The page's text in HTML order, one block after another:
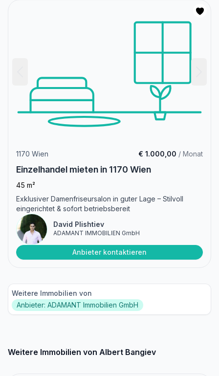
1170 Wien € 1.000,00 / Monat
Einzelhandel mieten in 1170 Wien
45 m²
Exklusiver Damenfriseursalon in guter Lage – Stilvoll
eingerichtet & sofort betriebsbereit
David Plishtiev
ADAMANT IMMOBILIEN GmbH
Anbieter kontaktieren
Weitere Immobilien von
Anbieter: ADAMANT Immobilien GmbH
Weitere Immobilien von Albert Bangiev